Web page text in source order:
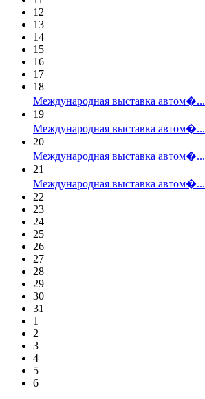
12
13
14
15
16
17
18
Международная выставка автом�...
19
Международная выставка автом�...
20
Международная выставка автом�...
21
Международная выставка автом�...
22
23
24
25
26
27
28
29
30
31
1
2
3
4
5
6